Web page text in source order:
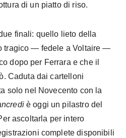
di un piatto di riso.
finali: quello lieto della
tragico — fedele a Voltaire —
dopo per Ferrara e che il
Caduta dai cartelloni
solo nel Novecento con la
è oggi un pilastro del
ascoltarla per intero
complete disponibili